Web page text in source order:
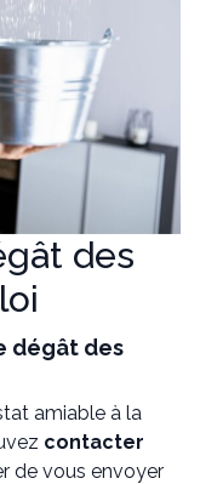
des
dégât des
amiable à la
contacter
de vous envoyer